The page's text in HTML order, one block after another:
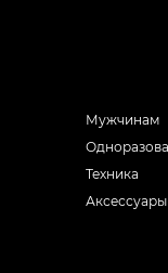
Мужчинам
Техника
Аксессуары